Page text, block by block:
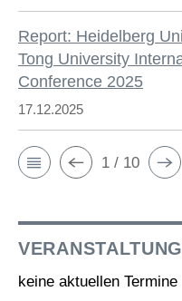
Report: Heidelberg
Tong University
Conference 2025
17.12.2025
1 / 10
keine aktuellen Termine